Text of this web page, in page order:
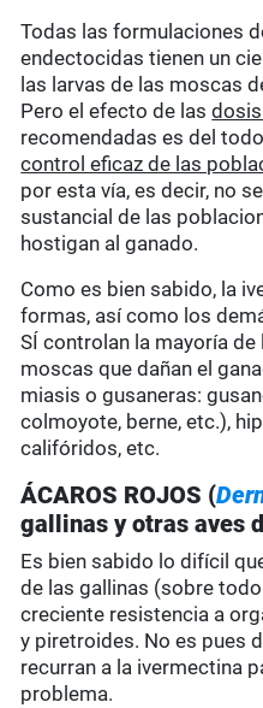
Todas las formulaciones
endectocidas tienen un
las larvas de las moscas
Pero el efecto de las
recomendadas es del
control eficaz de las
por esta vía, es decir, no
sustancial de las
hostigan al ganado.
Como es bien sabido, la
formas, así como los
SÍ controlan la mayoría de
moscas que dañan el
miasis o gusaneras:
colmoyote, berne, etc.),
califóridos, etc.
ÁCAROS ROJOS (
gallinas y otras aves
Es bien sabido lo difícil
de las gallinas (sobre
creciente resistencia a
y piretroides. No es pues
recurran a la ivermectina
problema.